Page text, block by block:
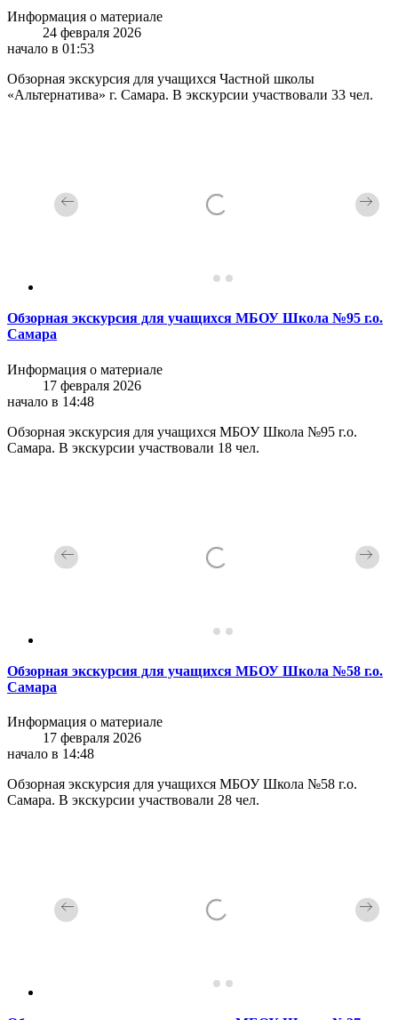
Информация о материале
24 февраля 2026
начало в 01:53
Обзорная экскурсия для учащихся Частной школы
«Альтернатива» г. Самара. В экскурсии участвовали 33 чел.
Обзорная экскурсия для учащихся МБОУ Школа №95 г.о.
Самара
Информация о материале
17 февраля 2026
начало в 14:48
Обзорная экскурсия для учащихся МБОУ Школа №95 г.о.
Самара. В экскурсии участвовали 18 чел.
Обзорная экскурсия для учащихся МБОУ Школа №58 г.о.
Самара
Информация о материале
17 февраля 2026
начало в 14:48
Обзорная экскурсия для учащихся МБОУ Школа №58 г.о.
Самара. В экскурсии участвовали 28 чел.